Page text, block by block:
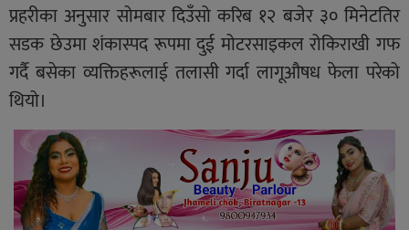
प्रहरीका अनुसार सोमबार दिउँसो करिब १२ बजेर ३० मिनेटतिर
सडक छेउमा शंकास्पद रूपमा दुई मोटरसाइकल रोकिराखी गफ
गर्दै बसेका व्यक्तिहरूलाई तलासी गर्दा लागूऔषध फेला परेको
थियो।